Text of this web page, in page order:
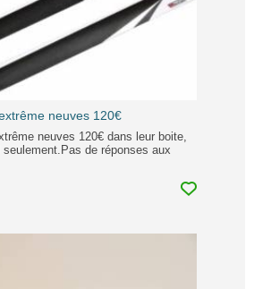
neuves 120€
neuves 120€ dans leur boite,
de réponses aux